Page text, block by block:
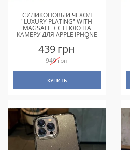
СИЛИКОНОВЫЙ ЧЕХОЛ
"LUXURY PLATING" WITH
MAGSAFE + СТЕКЛО НА
КАМЕРУ ДЛЯ APPLE IPHONE
12 PRO ФИОЛЕТОВЫЙ
439 грн
949 грн
КУПИТЬ